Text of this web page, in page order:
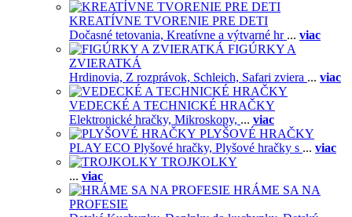
KREATÍVNE TVORENIE PRE DETI
Dočasné tetovania, Kreatívne a výtvarné hr ... viac
FIGÚRKY A
ZVIERATKÁ
Hrdinovia, Z rozprávok, Schleich, Safari zviera ... viac
VEDECKÉ A TECHNICKÉ HRAČKY
Elektronické hračky, Mikroskopy, ... viac
PLYŠOVÉ HRAČKY
PLAY ECO Plyšové hračky, Plyšové hračky s ... viac
TROJKOLKY
... viac
HRÁME SA NA
PROFESIE